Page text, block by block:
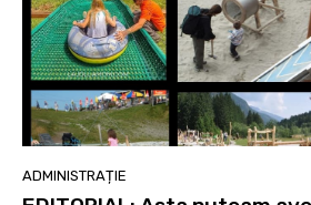
ADMINISTRAȚIE